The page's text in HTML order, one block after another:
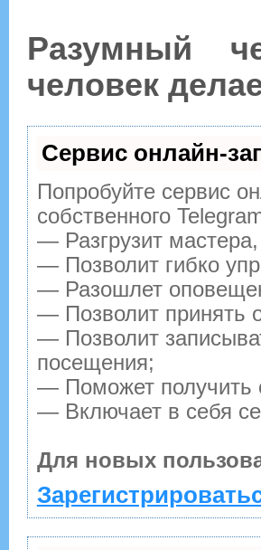
Разумный
человек
Сервис онлайн-
Попробуйте сервис
собственного
— Разгрузит
— Позволит гибко
— Разошлет
— Позволит принять
— Позволит
посещения;
— Поможет получить
— Включает в себя
Для новых